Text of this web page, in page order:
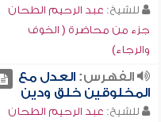
للشيخ: عبد الرحيم الطحان
جزء من محاضرة ( الخوف
والرجاء)
الفهرس:العدل مع
المخلوقين خلق ودين
للشيخ: عبد الرحيم الطحان